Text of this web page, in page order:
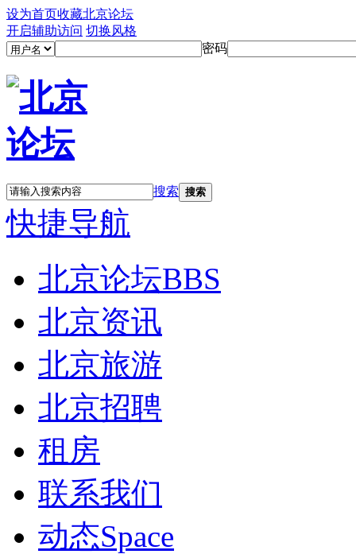
设为首页收藏北京论坛
开启辅助访问 切换风格
密码
搜索 搜索
快捷导航
北京论坛BBS
北京资讯
北京旅游
北京招聘
租房
联系我们
动态Space